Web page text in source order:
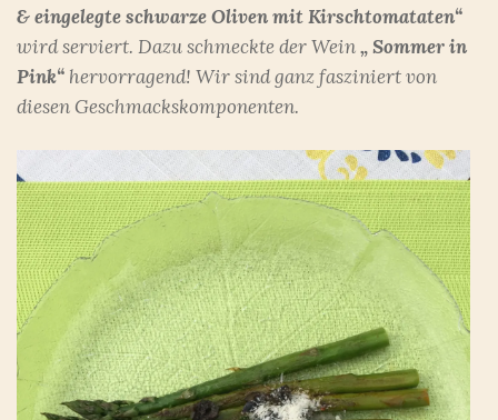
& eingelegte schwarze Oliven mit Kirschtomataten“
wird serviert. Dazu schmeckte der Wein„ Sommer in
Pink“ hervorragend! Wir sind ganz fasziniert von
diesen Geschmackskomponenten.